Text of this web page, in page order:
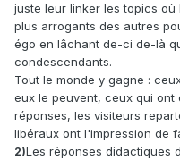
juste leur linker les topics
plus arrogants des autres
égo en lâchant de-ci de-là
condescendants.
Tout le monde y gagne :
eux le peuvent, ceux qui ont
réponses, les visiteurs
libéraux ont l'impression de
2)Les réponses didactiques